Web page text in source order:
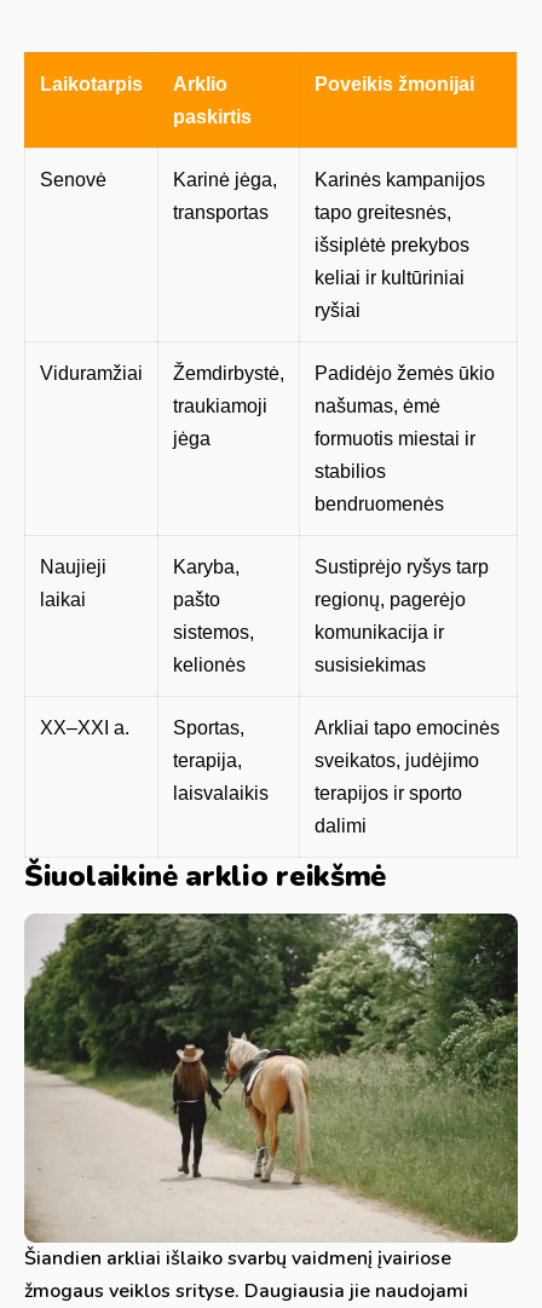
Laikotarpis
Arklio
paskirtis
Poveikis žmonijai
Senovė
Karinė jėga,
transportas
Karinės kampanijos
tapo greitesnės,
išsiplėtė prekybos
keliai ir kultūriniai
ryšiai
Viduramžiai
Žemdirbystė,
traukiamoji
jėga
Padidėjo žemės ūkio
našumas, ėmė
formuotis miestai ir
stabilios
bendruomenės
Naujieji
laikai
Karyba,
pašto
sistemos,
kelionės
Sustiprėjo ryšys tarp
regionų, pagerėjo
komunikacija ir
susisiekimas
XX–XXI a.
Sportas,
terapija,
laisvalaikis
Arkliai tapo emocinės
sveikatos, judėjimo
terapijos ir sporto
dalimi
Šiuolaikinė arklio reikšmė
Šiandien arkliai išlaiko svarbų vaidmenį įvairiose
žmogaus veiklos srityse. Daugiausia jie naudojami